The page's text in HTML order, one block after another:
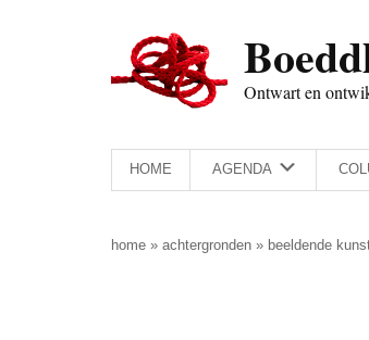
Ontwart en
HOME AGENDA
home » achtergronden » beeldende